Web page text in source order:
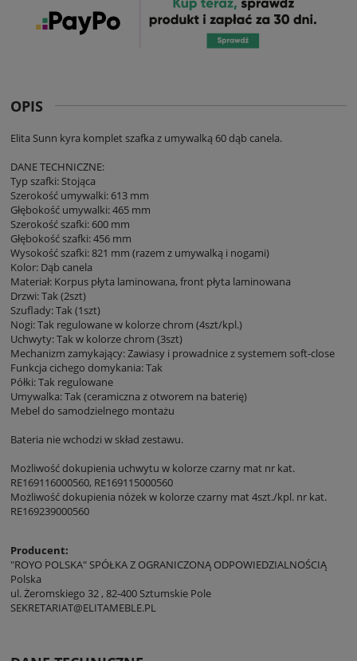
OPIS
Elita Sunn kyra komplet szafka z umywalką 60 dąb canela.
DANE TECHNICZNE:
Typ szafki: Stojąca
Szerokość umywalki: 613 mm
Głębokość umywalki: 465 mm
Szerokość szafki: 600 mm
Głębokość szafki: 456 mm
Wysokość szafki: 821 mm (razem z umywalką i nogami)
Kolor: Dąb canela
Materiał: Korpus płyta laminowana, front płyta laminowana
Drzwi: Tak (2szt)
Szuflady: Tak (1szt)
Nogi: Tak regulowane w kolorze chrom (4szt/kpl.)
Uchwyty: Tak w kolorze chrom (3szt)
Mechanizm zamykający: Zawiasy i prowadnice z systemem soft-close
Funkcja cichego domykania: Tak
Półki: Tak regulowane
Umywalka: Tak (ceramiczna z otworem na baterię)
Mebel do samodzielnego montażu
Bateria nie wchodzi w skład zestawu.
Możliwość dokupienia uchwytu w kolorze czarny mat nr kat.
RE169116000560, RE169115000560
Możliwość dokupienia nóżek w kolorze czarny mat 4szt./kpl. nr kat.
RE169239000560
Producent:
"ROYO POLSKA" SPÓŁKA Z OGRANICZONĄ ODPOWIEDZIALNOŚCIĄ
Polska
ul. Żeromskiego 32 , 82-400 Sztumskie Pole
SEKRETARIAT@ELITAMEBLE.PL